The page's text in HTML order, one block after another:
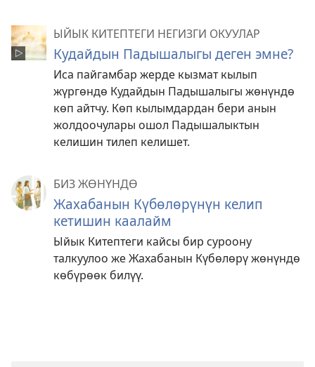
ЫЙЫК КИТЕПТЕГИ НЕГИЗГИ ОКУУЛАР
Кудайдын Падышалыгы деген эмне?
Иса пайгамбар жерде кызмат кылып
жүргөндө Кудайдын Падышалыгы жөнүндө
көп айтчу. Көп кылымдардан бери анын
жолдоочулары ошол Падышалыктын
келишин тилеп келишет.
БИЗ ЖӨНҮНДӨ
Жахабанын Күбөлөрүнүн келип
кетишин каалайм
Ыйык Китептеги кайсы бир суроону
талкуулоо же Жахабанын Күбөлөрү жөнүндө
көбүрөөк билүү.